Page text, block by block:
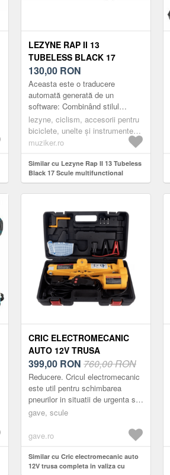
LEZYNE RAP II 13
TUBELESS BLACK 17
SCULE MULTIFUNCTIONAL
130,00 RON
Aceasta este o traducere
automată generată de un
software: Combinând stilul
incontestabil cu inginerie de
precizie, seria RAP II de
instrumente mul...
lezyne, ciclism, accesorii pentru
biciclete, unelte și instrumente
multifuncționale, scule multiple,
muziker.ro
Similar cu Lezyne Rap II 13 Tubeless
Black 17 Scule multifunctional
CRIC ELECTROMECANIC
AUTO 12V TRUSA
COMPLETA IN VALIZA CU
ACCESORII
399,00 RON 760,00 RON
Reducere. Cricul electromecanic
este util pentru schimbarea
pneurilor in situatii de urgenta si
este proiectat pentru
Constructi...
gave, scule
gave.ro
Similar cu Cric electromecanic auto
12V trusa completa in valiza cu